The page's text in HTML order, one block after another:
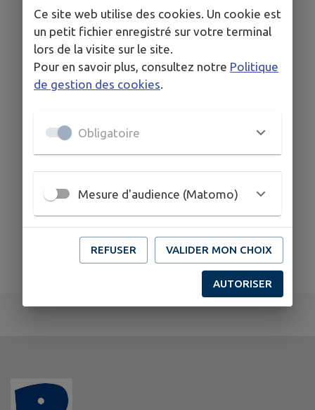
d'assainissement non
collectif)
Transition énergétique
Ce site web utilise des cookies. Un cookie est
un petit fichier enregistré sur votre terminal
lors de la visite sur le site.
Pour en savoir plus, consultez notre Politique
de gestion des cookies.
Obligatoire
Mesure d'audience (Matomo)
REFUSER VALIDER MON CHOIX
AUTORISER